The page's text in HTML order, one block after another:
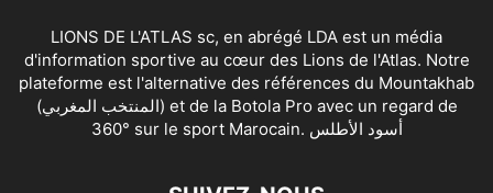
LIONS DE L'ATLAS sc, en abrégé LDA est un média
d'information sportive au cœur des Lions de l'Atlas. Notre
plateforme est l'alternative des références du Mountakhab
(المنتخب المغربي) et de la Botola Pro avec un regard de
360° sur le sport Marocain. أسود الأطلس